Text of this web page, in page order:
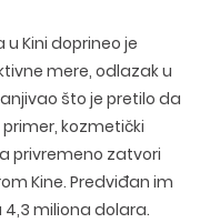
Kini doprineo je
mere, odlazak u
što je pretilo da
kozmetički
privremeno zatvori
Kine. Predviđan im
miliona dolara.